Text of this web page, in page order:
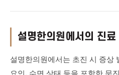
설명한의원에서의 진료
설명한의원에서는 초진 시 증상
요인, 수면 상태 등을 포함한 문